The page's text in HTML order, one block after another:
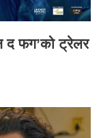
द फग’को ट्रेलर